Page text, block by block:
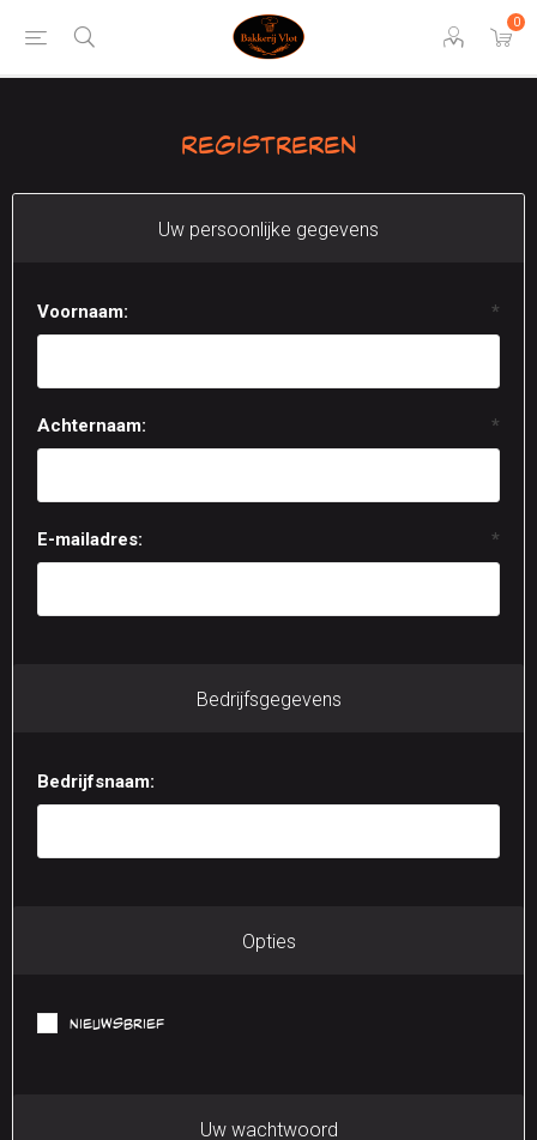
0
Registreren
Uw persoonlijke gegevens
Voornaam: *
Achternaam: *
E-mailadres: *
Bedrijfsgegevens
Bedrijfsnaam:
Opties
Nieuwsbrief
Uw wachtwoord